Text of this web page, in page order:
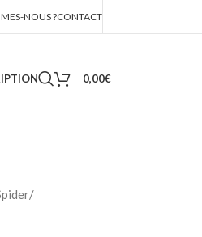
NOUS ?CONTACT
0,00€
/